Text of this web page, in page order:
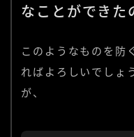
なことができた
このようなものを防
ればよろしいでしょ
が、